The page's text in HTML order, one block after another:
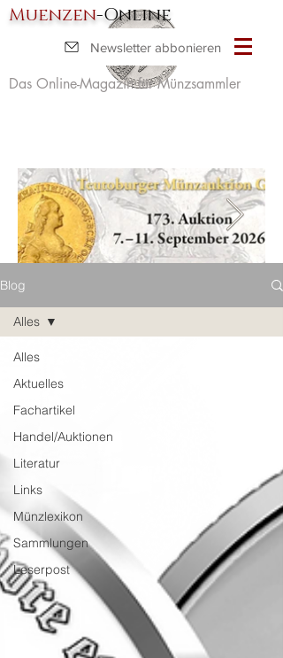
Muenzen-Online
Das Online-Magazin für Münzsammler
Newsletter abbonieren
Blog
Alles
Aktuelles
Fachartikel
Handel/Auktionen
Literatur
Links
Münzlexikon
Sammlungen
Leserpost
Alles